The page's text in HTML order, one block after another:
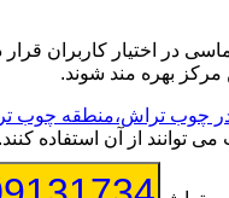
در اختیار کاربران
مرکز بهره مند شوند.
در چوب تراش،منطقه چوب
توانند از آن استفاده کنند.